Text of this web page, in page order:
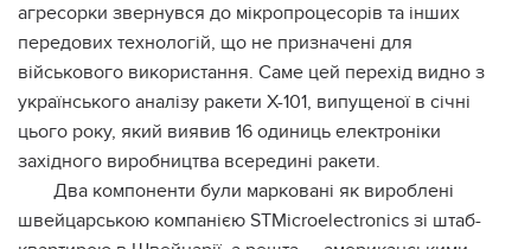
агресорки звернувся до мікропроцесорів та інших
передових технологій, що не призначені для
військового використання. Саме цей перехід видно з
українського аналізу ракети Х-101, випущеної в січні
цього року, який виявив 16 одиниць електроніки
західного виробництва всередині ракети.
Два компоненти були марковані як вироблені
швейцарською компанією STMicroelectronics зі штаб-